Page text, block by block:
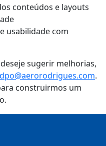
conteúdos e layouts
usabilidade com
sugerir melhorias,
dpo@aerorodrigues.com.
construirmos um